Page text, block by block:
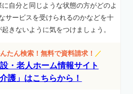
自分と同じような状態の方がどのよ
サービスを受けられるのかなどを十
きないように気をつけましょう。
たん検索！無料で資料請求！ ／
・老人ホーム情報サイト
護」はこちらから！